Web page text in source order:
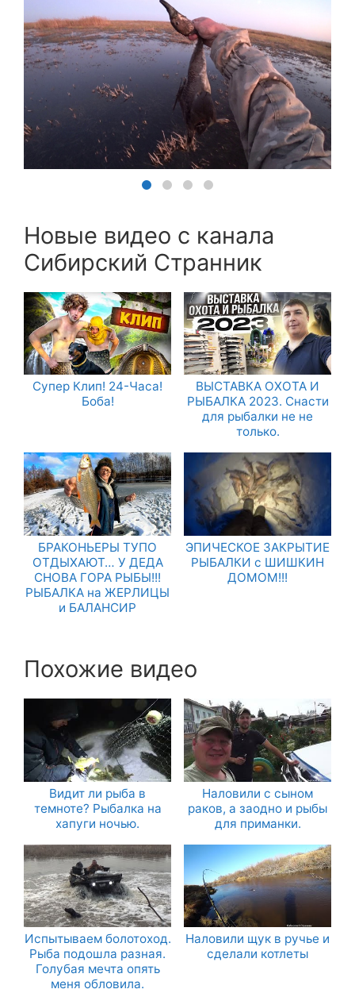
Новые видео с канала
Сибирский Странник
Супер Клип! 24-Часа!
Боба!
ВЫСТАВКА ОХОТА И
РЫБАЛКА 2023. Снасти
для рыбалки не не
только.
БРАКОНЬЕРЫ ТУПО
ОТДЫХАЮТ… У ДЕДА
СНОВА ГОРА РЫБЫ!!!
РЫБАЛКА на ЖЕРЛИЦЫ
и БАЛАНСИР
ЭПИЧЕСКОЕ ЗАКРЫТИЕ
РЫБАЛКИ с ШИШКИН
ДОМОМ!!!
Похожие видео
Видит ли рыба в
темноте? Рыбалка на
хапуги ночью.
Наловили с сыном
раков, а заодно и рыбы
для приманки.
Испытываем болотоход.
Рыба подошла разная.
Голубая мечта опять
меня обловила.
Наловили щук в ручье и
сделали котлеты